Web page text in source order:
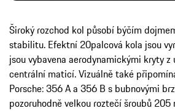
Široký rozchod kol působí býčím
stabilitu. Efektní 20palcová kola jsou
jsou vybavena aerodynamickými kryty z
centrální maticí. Vizuálně také
Porsche: 356 A a 356 B s bubnovými
pozoruhodně velkou roztečí šroubů